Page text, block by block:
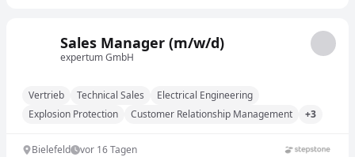
Sales Manager (m/w/d)
expertum GmbH
Vertrieb Technical Sales
Electrical Engineering
Explosion Protection
Customer Relationship Management +3
Bielefeld vor 16 Tagen